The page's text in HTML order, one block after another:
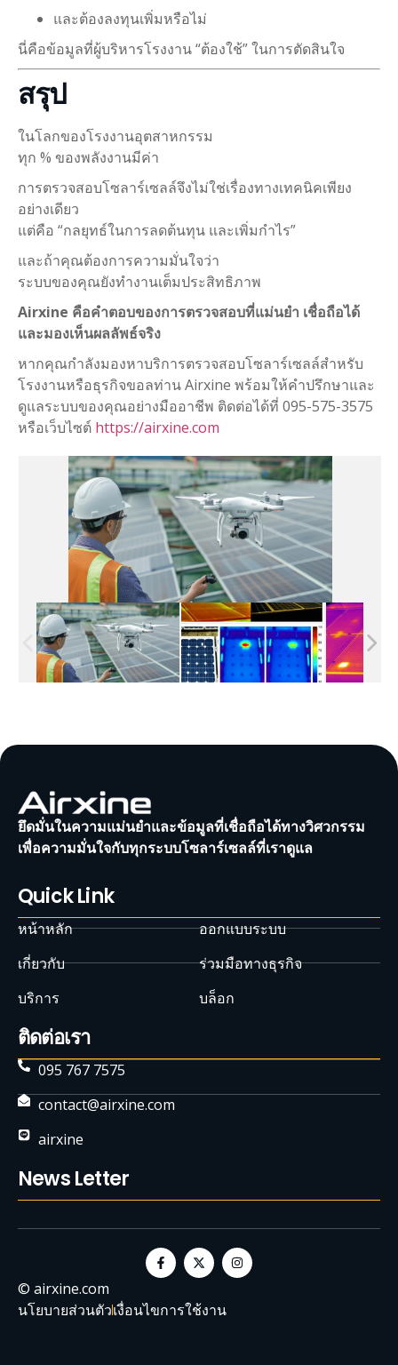
และต้องลงทุนเพิ่มหรือไม่
นี่คือข้อมูลที่ผู้บริหารโรงงาน “ต้องใช้” ในการตัดสินใจ
สรุป
ในโลกของโรงงานอุตสาหกรรม
ทุก % ของพลังงานมีค่า
การตรวจสอบโซลาร์เซลล์จึงไม่ใช่เรื่องทางเทคนิคเพียง
อย่างเดียว
แต่คือ “กลยุทธ์ในการลดต้นทุน และเพิ่มกำไร”
และถ้าคุณต้องการความมั่นใจว่า
ระบบของคุณยังทำงานเต็มประสิทธิภาพ
Airxine คือคำตอบของการตรวจสอบที่แม่นยำ เชื่อถือได้
และมองเห็นผลลัพธ์จริง
หากคุณกำลังมองหาบริการตรวจสอบโซลาร์เซลล์สำหรับ
โรงงานหรือธุรกิจขอลท่าน Airxine พร้อมให้คำปรึกษาและ
ดูแลระบบของคุณอย่างมืออาชีพ ติดต่อได้ที่ 095-575-3575
หรือเว็บไซต์ https://airxine.com
ยึดมั่นในความแม่นยำและข้อมูลที่เชื่อถือได้ทางวิศวกรรม
เพื่อความมั่นใจกับทุกระบบโซลาร์เซลล์ที่เราดูแล
Quick Link
หน้าหลัก
เกี่ยวกับ
บริการ
ออกแบบระบบ
ร่วมมือทางธุรกิจ
บล็อก
ติดต่อเรา
095 767 7575
contact@airxine.com
airxine
News Letter
© airxine.com
นโยบายส่วนตัวเงื่อนไขการใช้งาน